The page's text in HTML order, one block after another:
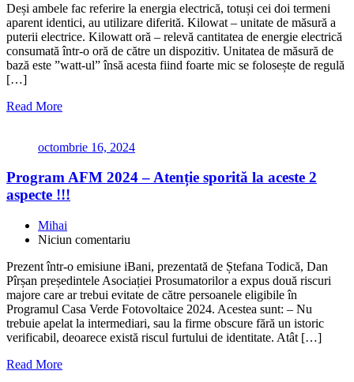
Deși ambele fac referire la energia electrică, totuși cei doi termeni
aparent identici, au utilizare diferită. Kilowat – unitate de măsură a
puterii electrice. Kilowatt oră – relevă cantitatea de energie electrică
consumată într-o oră de către un dispozitiv. Unitatea de măsură de
bază este ”watt-ul” însă acesta fiind foarte mic se folosește de regulă
[…]
Read More
octombrie 16, 2024
Program AFM 2024 – Atenție sporită la aceste 2
aspecte !!!
Mihai
Niciun comentariu
Prezent într-o emisiune iBani, prezentată de Ștefana Todică, Dan
Pîrșan președintele Asociației Prosumatorilor a expus două riscuri
majore care ar trebui evitate de către persoanele eligibile în
Programul Casa Verde Fotovoltaice 2024. Acestea sunt: – Nu
trebuie apelat la intermediari, sau la firme obscure fără un istoric
verificabil, deoarece există riscul furtului de identitate. Atât […]
Read More